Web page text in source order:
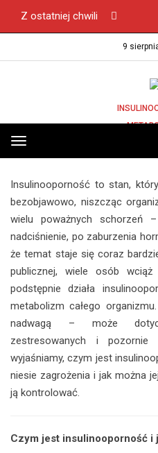
Z ostatniej chwili
9
Przełącz
menu
Insulinooporność to stan,
bezobjawowo, niszcząc
wielu poważnych schorzeń
nadciśnienie, po zaburzenia
że temat staje się coraz
publicznej, wiele osób
podstępnie działa
metabolizm całego
nadwagą – może
zestresowanych i
wyjaśniamy, czym jest
niesie zagrożenia i jak można
ją kontrolować.
Czym jest insulinooporność i